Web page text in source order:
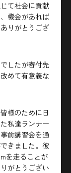
て社会に貢献
機会があれば
りがとうござ
したが寄付先
めて有意義な
様のために日
私達ランナー
前講習会を通
きました。彼
を走ることが
がとうござい